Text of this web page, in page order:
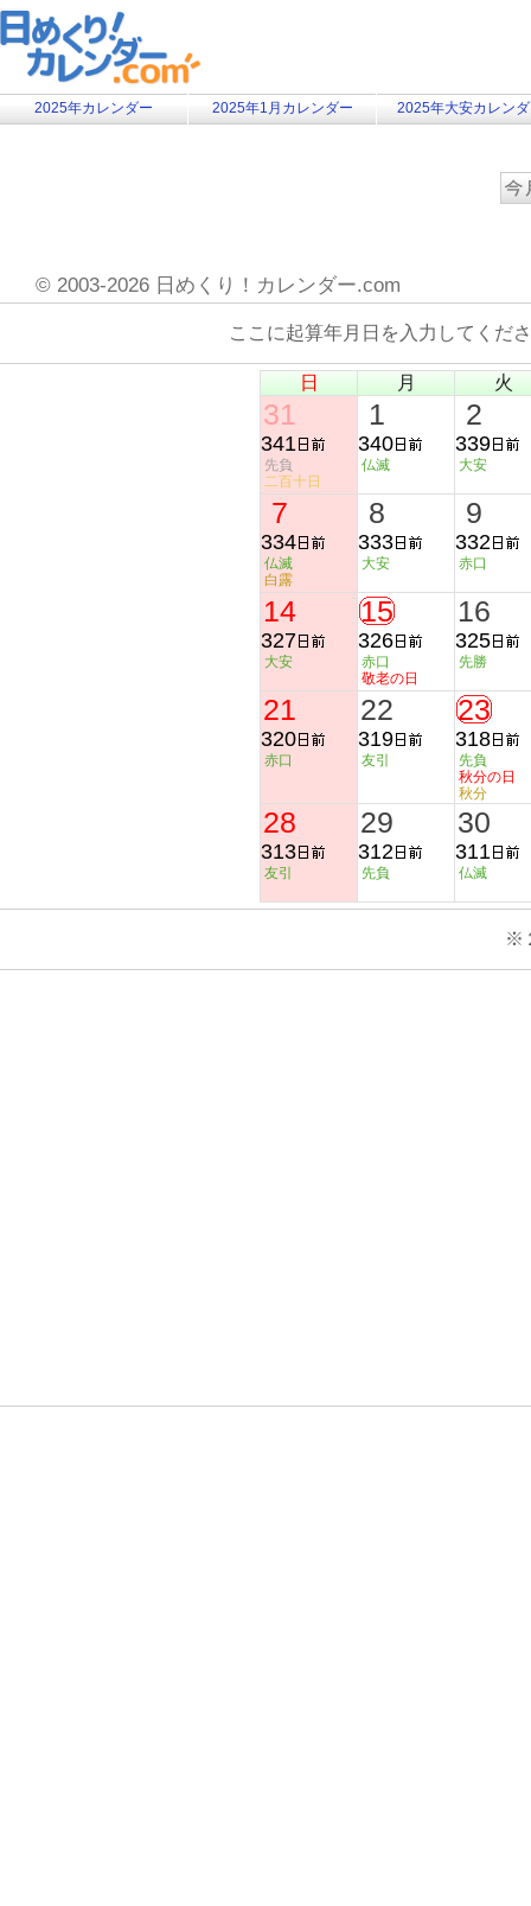
2025年カレンダー 2025年1月カレンダー 2025年大安カレン
© 2003-2026 日めくり！カレンダー.com
ここに起算年月日を入力してく
日 月 火
31
341
先負
二百十日
1
340
仏滅
2
339
大安
7
334
仏滅
白露
8
333
大安
9
332
赤口
14
327
大安
15
326
赤口
敬老の日
16
325
先勝
21
320
赤口
22
319
友引
23
318
先負
秋分の日
秋分
28
313
友引
29
312
先負
30
311
仏滅
※